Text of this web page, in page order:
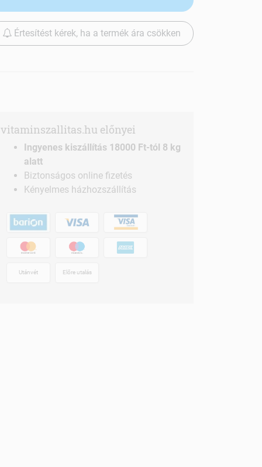
Értesítést kérek, ha a termék ára csökken
vitaminszallitas.hu előnyei
Ingyenes kiszállítás 18000 Ft-tól 8 kg
alatt
Biztonságos online fizetés
Kényelmes házhozszállítás
Utánvét Előre utalás